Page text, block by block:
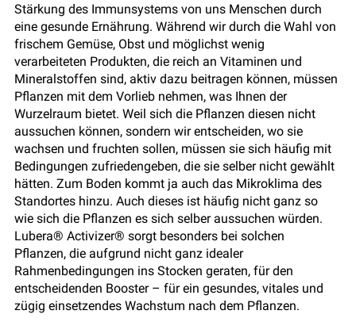
Stärkung des Immunsystems von uns Menschen durch
eine gesunde Ernährung. Während wir durch die Wahl von
frischem Gemüse, Obst und möglichst wenig
verarbeiteten Produkten, die reich an Vitaminen und
Mineralstoffen sind, aktiv dazu beitragen können, müssen
Pflanzen mit dem Vorlieb nehmen, was Ihnen der
Wurzelraum bietet. Weil sich die Pflanzen diesen nicht
aussuchen können, sondern wir entscheiden, wo sie
wachsen und fruchten sollen, müssen sie sich häufig mit
Bedingungen zufriedengeben, die sie selber nicht gewählt
hätten. Zum Boden kommt ja auch das Mikroklima des
Standortes hinzu. Auch dieses ist häufig nicht ganz so
wie sich die Pflanzen es sich selber aussuchen würden.
Lubera® Activizer® sorgt besonders bei solchen
Pflanzen, die aufgrund nicht ganz idealer
Rahmenbedingungen ins Stocken geraten, für den
entscheidenden Booster – für ein gesundes, vitales und
zügig einsetzendes Wachstum nach dem Pflanzen.